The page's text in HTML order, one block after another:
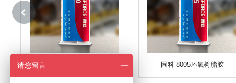
固科 8000环氧树脂胶 固科 8005环氧树脂胶
请您留言